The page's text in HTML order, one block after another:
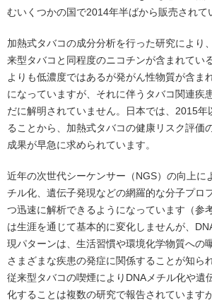
むいくつかの国で2014年半ばから販売されて
加熱式タバコの成分分析を行った研究により
来型タバコと同程度のニコチンが含まれてい
よりも低濃度ではあるが発がん性物質が含ま
になっていますが、それに伴うタバコ関連疾
だに解明されていません。日本では、2015年
ることから、加熱式タバコの健康リスク評価
成果が早急に求められています。
近年の次世代シーケンサー（NGS）の向上に
チル化、遺伝子発現などの網羅的な分子プロ
つ迅速に解析できるようになっています（参
は生涯を通じて基本的に変化しませんが、
現パターンは、生活習慣や環境化学物質への
さまざまな疾患の発症に関係することが知ら
従来型タバコの喫煙によりDNAメチル化や遺
化することは複数の研究で報告されています